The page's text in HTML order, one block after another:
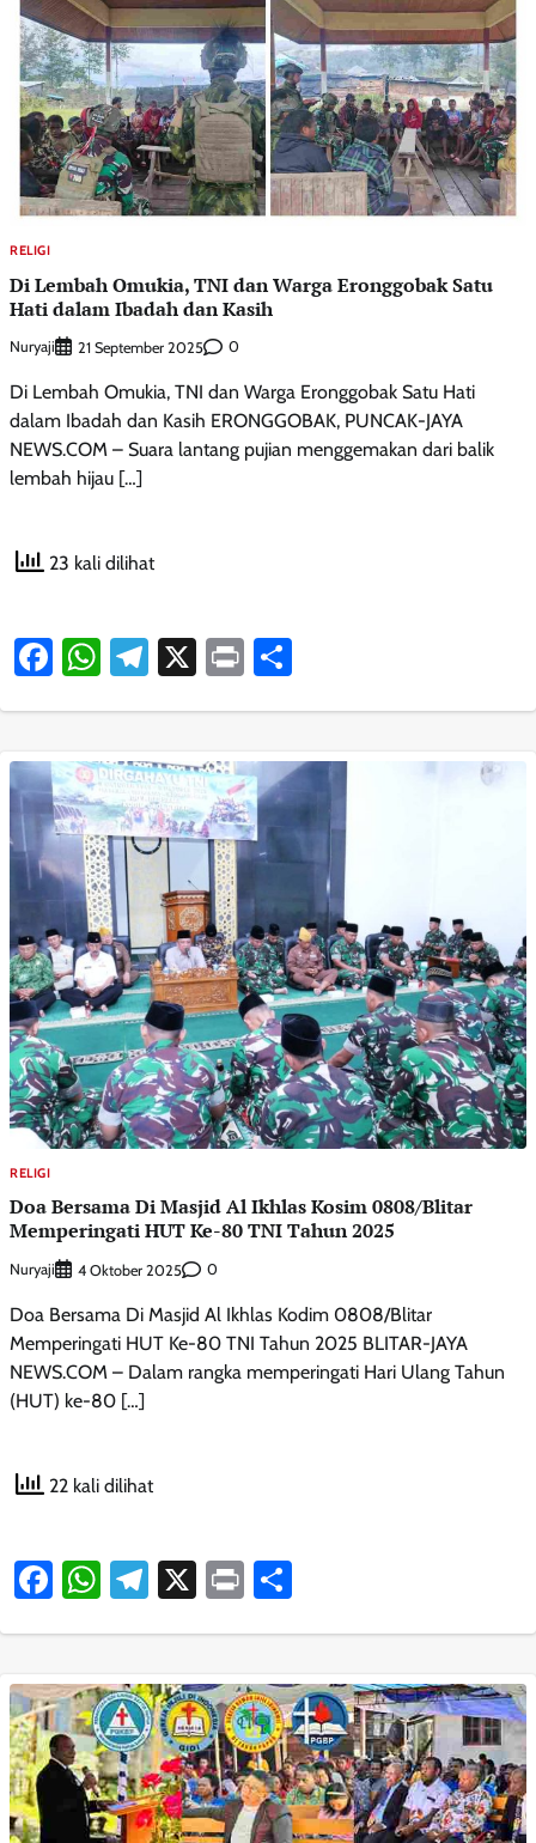
RELIGI
Di Lembah Omukia, TNI dan Warga Eronggobak Satu
Hati dalam Ibadah dan Kasih
Nuryaji 21 September 2025 0
Di Lembah Omukia, TNI dan Warga Eronggobak Satu Hati
dalam Ibadah dan Kasih ERONGGOBAK, PUNCAK-JAYA
NEWS.COM – Suara lantang pujian menggemakan dari balik
lembah hijau […]
23 kali dilihat
Facebook
WhatsApp
Telegram
X Print
RELIGI
Doa Bersama Di Masjid Al Ikhlas Kosim 0808/Blitar
Memperingati HUT Ke-80 TNI Tahun 2025
Nuryaji 4 Oktober 2025 0
Doa Bersama Di Masjid Al Ikhlas Kodim 0808/Blitar
Memperingati HUT Ke-80 TNI Tahun 2025 BLITAR-JAYA
NEWS.COM – Dalam rangka memperingati Hari Ulang Tahun
(HUT) ke-80 […]
22 kali dilihat
Facebook
WhatsApp
Telegram
X Print